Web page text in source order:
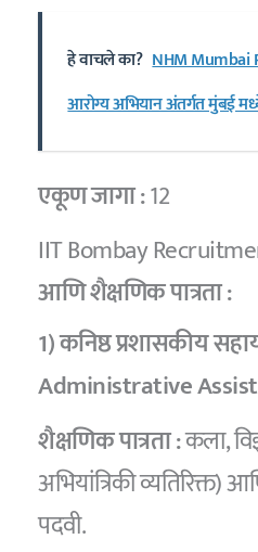
हे वाचले का? NHM Mumbai
आरोग्य अभियान अंतर्गत मुंबई
एकूण जागा :12
IIT Bombay
आणि शैक्षणिक पात्रता :
1) कनिष्ठ प्रशासकीय
Administrative
शैक्षणिक पात्रता :कला,
अभियांत्रिकी व्यतिरिक्त)
पदवी.